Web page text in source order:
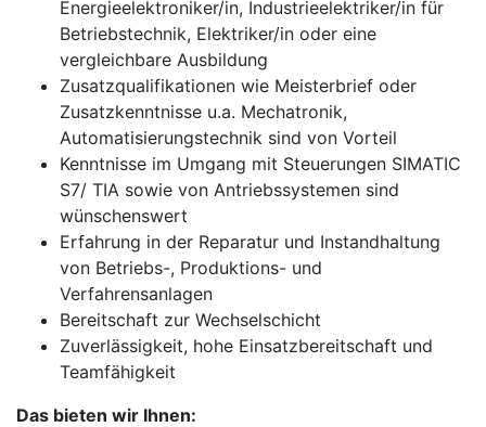
Energieelektroniker/in, Industrieelektriker/in für
Betriebstechnik, Elektriker/in oder eine
vergleichbare Ausbildung
Zusatzqualifikationen wie Meisterbrief oder
Zusatzkenntnisse u.a. Mechatronik,
Automatisierungstechnik sind von Vorteil
Kenntnisse im Umgang mit Steuerungen SIMATIC
S7/ TIA sowie von Antriebssystemen sind
wünschenswert
Erfahrung in der Reparatur und Instandhaltung
von Betriebs-, Produktions- und
Verfahrensanlagen
Bereitschaft zur Wechselschicht
Zuverlässigkeit, hohe Einsatzbereitschaft und
Teamfähigkeit
Das bieten wir Ihnen: